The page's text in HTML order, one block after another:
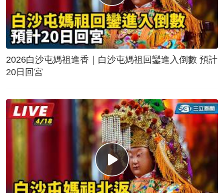
2026白沙屯媽祖進香｜白沙屯媽祖回鑾進入倒數 預計
20日回宮